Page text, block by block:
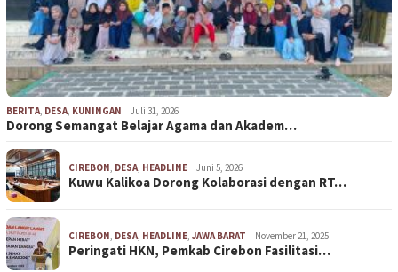
BERITA DESA KUNINGAN Juli 31, 2026
Dorong Semangat Belajar Agama dan Akadem…
CIREBON DESA HEADLINE Juni 5, 2026
Kuwu Kalikoa Dorong Kolaborasi dengan RT…
CIREBON DESA HEADLINE JAWA BARAT November 21, 2025
Peringati HKN, Pemkab Cirebon Fasilitasi…